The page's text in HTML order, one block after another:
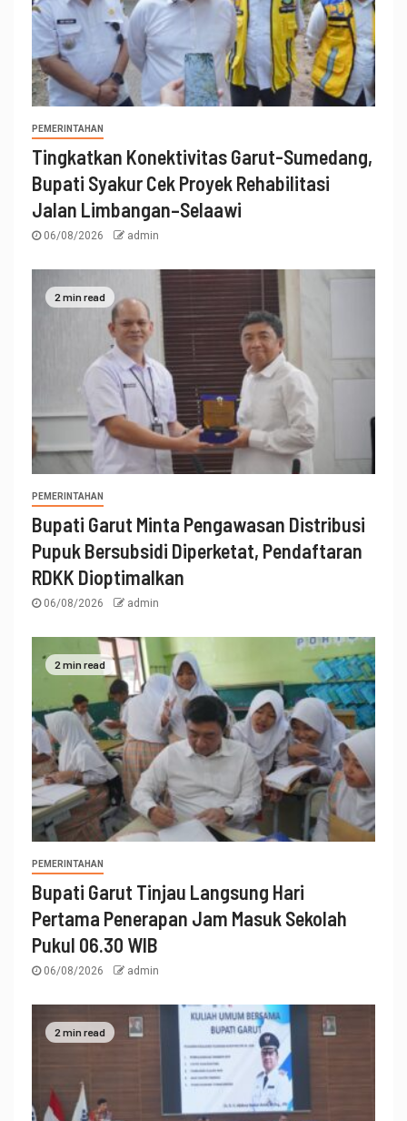
PEMERINTAHAN
Tingkatkan Konektivitas Garut-Sumedang,
Bupati Syakur Cek Proyek Rehabilitasi
Jalan Limbangan–Selaawi
06/08/2026 admin
2 min read
PEMERINTAHAN
Bupati Garut Minta Pengawasan Distribusi
Pupuk Bersubsidi Diperketat, Pendaftaran
RDKK Dioptimalkan
06/08/2026 admin
2 min read
PEMERINTAHAN
Bupati Garut Tinjau Langsung Hari
Pertama Penerapan Jam Masuk Sekolah
Pukul 06.30 WIB
06/08/2026 admin
2 min read